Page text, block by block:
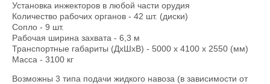
Установка инжекторов в любой части орудия
Количество рабочих органов - 42 шт. (диски)
Сопло - 9 шт.
Рабочая ширина захвата - 6,3 м
Транспортные габариты (ДхШхВ) - 5000 х 4100 х 2550 (мм)
Масса - 3100 кг
Возможны 3 типа подачи жидкого навоза (в зависимости от